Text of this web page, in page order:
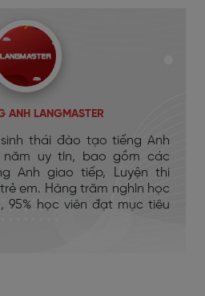
ANH LANGMASTER
thái đào tạo tiếng Anh
năm uy tín, bao gồm các
Anh giao tiếp, Luyện thi
trẻ em. Hàng trăm nghìn học
95% học viên đạt mục tiêu